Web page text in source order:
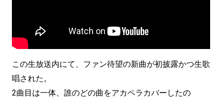
この生放送内にて、ファン待望の新曲が初披露かつ生歌
唱された。
2曲目は一体、誰のどの曲をアカペラカバーしたの